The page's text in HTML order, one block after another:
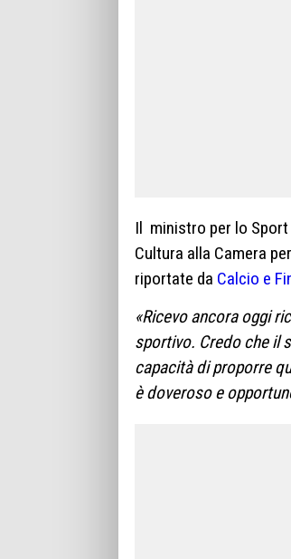
Il ministro per lo
Cultura alla Camera
riportate da Calcio e
«Ricevo ancora oggi
sportivo. Credo che il
capacità di proporre
è doveroso e